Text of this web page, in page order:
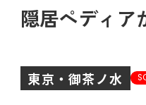
隠居ペディア
東京・御茶ノ水